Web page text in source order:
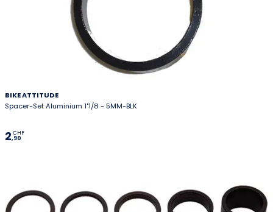
BIKE ATTITUDE
Spacer-Set Aluminium 1"1/8 - 5MM-BLK
2,90
CHF